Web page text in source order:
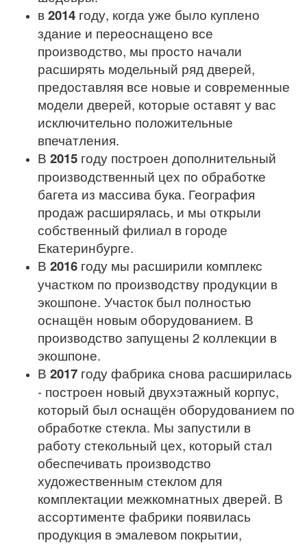
в2014 году, когда уже было куплено
здание и переоснащено все
производство, мы просто начали
расширять модельный ряд дверей,
предоставляя все новые и современные
модели дверей, которые оставят у вас
исключительно положительные
впечатления.
В 2015 году построен дополнительный
производственный цех по обработке
багета из массива бука. География
продаж расширялась, и мы открыли
собственный филиал в городе
Екатеринбурге.
В 2016 году мы расширили комплекс
участком по производству продукции в
экошпоне. Участок был полностью
оснащён новым оборудованием. В
производство запущены 2 коллекции в
экошпоне.
В 2017 году фабрика снова расширилась
- построен новый двухэтажный корпус,
который был оснащён оборудованием по
обработке стекла. Мы запустили в
работу стекольный цех, который стал
обеспечивать производство
художественным стеклом для
комплектации межкомнатных дверей. В
ассортименте фабрики появилась
продукция в эмалевом покрытии,